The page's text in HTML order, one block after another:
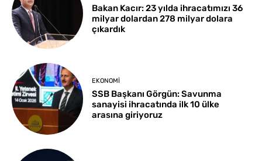
Bakan Kacır: 23 yılda ihracatımızı 36
milyar dolardan 278 milyar dolara
çıkardık
EKONOMI
SSB Başkanı Görgün: Savunma
sanayisi ihracatında ilk 10 ülke
arasına giriyoruz